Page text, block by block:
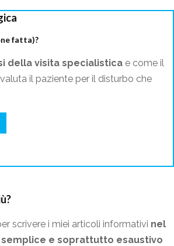
fatta)?
della visita specialistica e come il
il paziente per il disturbo che
scrivere i miei articoli informativi nel
semplice e soprattutto esaustivo